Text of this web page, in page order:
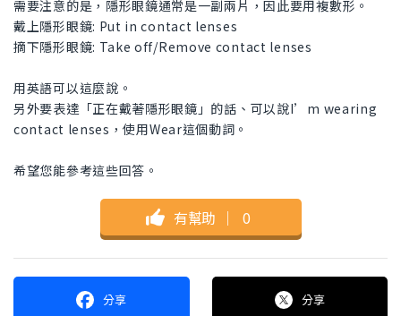
需要注意的是，隱形眼鏡通常是一副兩片，因此要用複數形。
戴上隱形眼鏡: Put in contact lenses
摘下隱形眼鏡: Take off/Remove contact lenses
用英語可以這麼說。
另外要表達「正在戴著隱形眼鏡」的話、可以說I’m wearing
contact lenses，使用Wear這個動詞。
希望您能參考這些回答。
有幫助 ｜ 0
分享 分享